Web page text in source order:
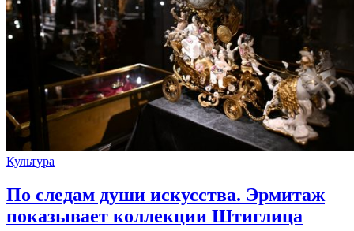
Культура
По следам души искусства. Эрмитаж
показывает коллекции Штиглица